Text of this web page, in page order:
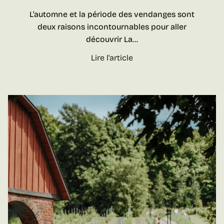
v
i
n
s
w
e
e
d
s
d
e
c
o
u
l
e
u
L’automne et la période des vendanges sont
deux raisons incontournables pour aller
découvrir La…
Lire l'articleL
v
e
n
d
a
n
g
e
s
s
u